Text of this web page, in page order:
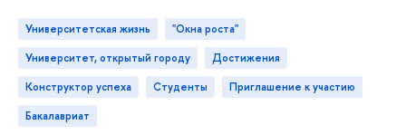
Университетская жизнь
"Окна роста"
Университет, открытый городу
достижения
конструктор успеха
студенты
приглашение к участию
акалавриат